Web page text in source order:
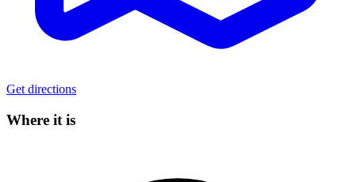
Get directions
Where it is